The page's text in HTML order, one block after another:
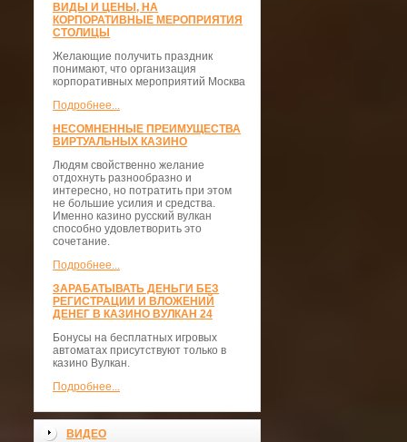
ВИДЫ И ЦЕНЫ, НА
КОРПОРАТИВНЫЕ МЕРОПРИЯТИЯ
СТОЛИЦЫ
Желающие получить праздник
понимают, что организация
корпоративных мероприятий Москва
Подробнее...
НЕСОМНЕННЫЕ ПРЕИМУЩЕСТВА
ВИРТУАЛЬНЫХ КАЗИНО
Людям свойственно желание
отдохнуть разнообразно и
интересно, но потратить при этом
не большие усилия и средства.
Именно казино русский вулкан
способно удовлетворить это
сочетание.
Подробнее...
ЗАРАБАТЫВАТЬ ДЕНЬГИ БЕЗ
РЕГИСТРАЦИИ И ВЛОЖЕНИЙ
ДЕНЕГ В КАЗИНО ВУЛКАН 24
Бонусы на бесплатных игровых
автоматах присутствуют только в
казино Вулкан.
Подробнее...
ВИДЕО